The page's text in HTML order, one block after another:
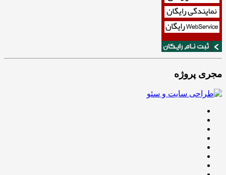
مجری پروژه